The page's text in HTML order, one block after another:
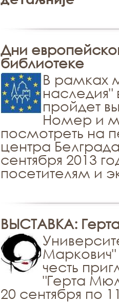
Дни
библиотеке
В рамках
наследия"
пройдет
Номер и
посмотреть на
центра
сентября 2013
посетителям и
ВЫСТАВКА:
честь
"Герта
20 сентября по